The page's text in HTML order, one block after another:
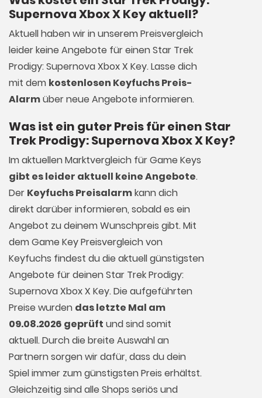
Supernova Xbox X Key aktuell?
Aktuell haben wir in unserem Preisvergleich
leider keine Angebote für einen Star Trek
Prodigy: Supernova Xbox X Key. Lasse dich
mit dem kostenlosen Keyfuchs Preis-
Alarmüber neue Angebote informieren.
Was ist ein guter Preis für einen Star
Trek Prodigy: Supernova Xbox X Key?
Im aktuellen Marktvergleich fürGame Keys
gibt es leider aktuell keine Angebote.
Der Keyfuchs Preisalarmkann dich
direkt darüber informieren, sobald es ein
Angebot zu deinem Wunschpreis gibt. Mit
dem Game Key Preisvergleich von
Keyfuchs findest du die aktuell günstigsten
Angebote für deinen Star Trek Prodigy:
Supernova Xbox X Key. Die aufgeführten
Preise wurden das letzte Mal am
09.08.2026 geprüft und sind somit
aktuell. Durch die breite Auswahl an
Partnern sorgen wir dafür, dass du dein
Spiel immer zum günstigsten Preis erhältst.
Gleichzeitig sind alle Shops seriös und